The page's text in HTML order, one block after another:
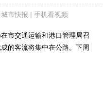
市快报 | 手机看视频
市交通运输和港口管理局召
的客流将集中在公路。下周